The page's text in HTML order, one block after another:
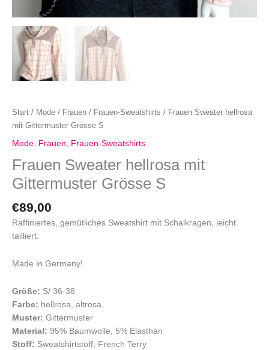
Start / Mode / Frauen / Frauen-Sweatshirts / Frauen Sweater hellrosa
mit Gittermuster Grösse S
Mode, Frauen, Frauen-Sweatshirts
Frauen Sweater hellrosa mit
Gittermuster Grösse S
€89,00
Raffiniertes, gemütliches Sweatshirt mit Schalkragen, leicht
tailliert.
Made in Germany!
Größe: S/ 36-38
Farbe: hellrosa, altrosa
Muster: Gittermuster
Material: 95% Baumwolle, 5% Elasthan
Stoff: Sweatshirtstoff, French Terry